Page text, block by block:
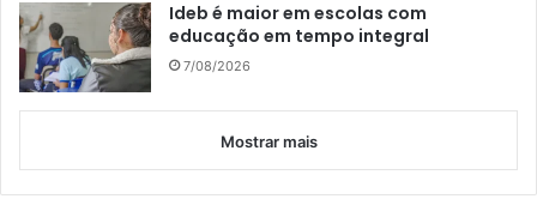
Ideb é maior em escolas com
educação em tempo integral
7/08/2026
Mostrar mais